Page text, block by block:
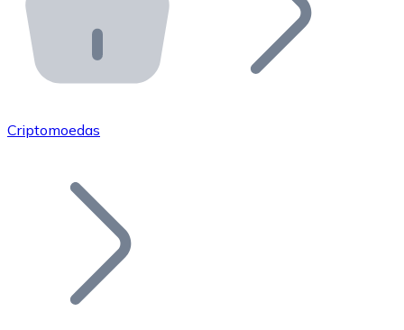
API Bitnovo
Integre nossa API no seu ecossistema.
Junte-se à nossa rede de revendedores e comercialize
Adicione o token do seu projeto ao nosso serviço de
Criptomoedas